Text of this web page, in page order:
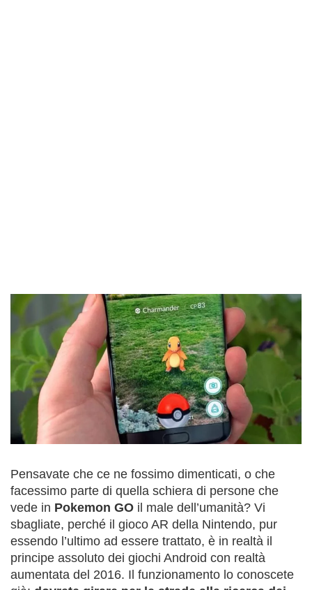
Pensavate che ce ne fossimo dimenticati, o che
facessimo parte di quella schiera di persone che
vede in Pokemon GO il male dell’umanità? Vi
sbagliate, perché il gioco AR della Nintendo, pur
essendo l’ultimo ad essere trattato, è in realtà il
principe assoluto dei giochi Android con realtà
aumentata del 2016. Il funzionamento lo conoscete